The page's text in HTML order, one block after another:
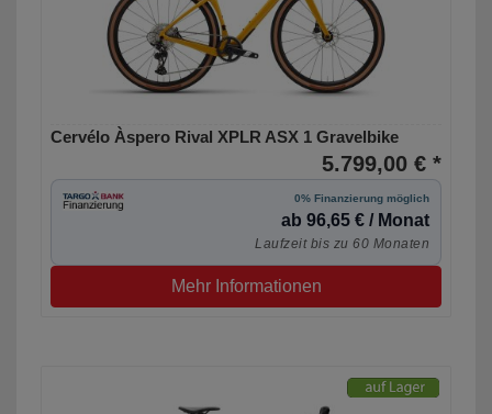
Cervélo Àspero Rival XPLR ASX 1 Gravelbike
5.799,00 € *
0% Finanzierung möglich
ab 96,65 € / Monat
Laufzeit bis zu 60 Monaten
Mehr Informationen